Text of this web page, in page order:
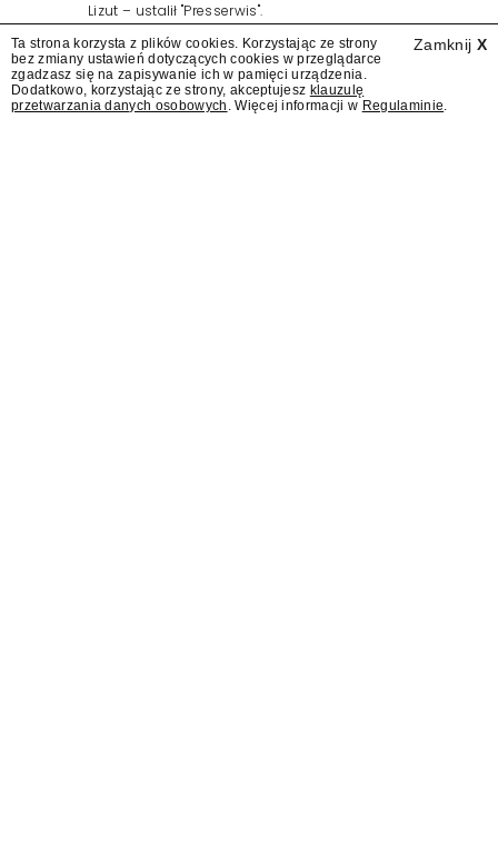
Lizut – ustalił "Presserwis".
Zamknij X
Ta strona korzysta z plików cookies. Korzystając ze strony
bez zmiany ustawień dotyczących cookies w przeglądarce
zgadzasz się na zapisywanie ich w pamięci urządzenia.
Dodatkowo, korzystając ze strony, akceptujesz klauzulę
przetwarzania danych osobowych . Więcej informacji w Regulaminie.